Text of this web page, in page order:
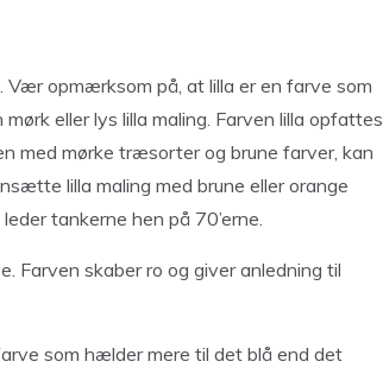
Vær opmærksom på, at lilla er en farve som
eller lys lilla maling. Farven lilla opfattes
med mørke træsorter og brune farver, kan
lilla maling med brune eller orange
tankerne hen på 70’erne.
Farven skaber ro og giver anledning til
som hælder mere til det blå end det